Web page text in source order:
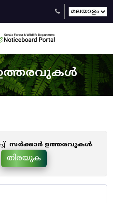
സർക്കാർ ഉത്തരവുകൾ.
തിരയുക